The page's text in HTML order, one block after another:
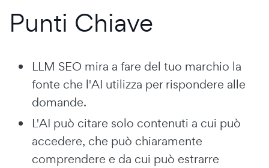
Punti Chiave
LLM SEO mira a fare del tuo marchio la
fonte che l'AI utilizza per rispondere alle
domande.
L'AI può citare solo contenuti a cui può
accedere, che può chiaramente
comprendere e da cui può estrarre